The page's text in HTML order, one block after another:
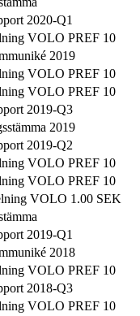
2020-Q1
VOLO PREF 10
2019
VOLO PREF 10
VOLO PREF 10
2019-Q3
2019
2019-Q2
VOLO PREF 10
VOLO PREF 10
VOLO 1.00 SEK
2019-Q1
2018
VOLO PREF 10
2018-Q3
VOLO PREF 10